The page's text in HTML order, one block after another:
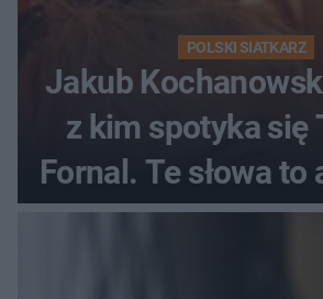
POLSKI SIATKARZ
Jakub
z kim spotyka się
Fornal. Te słowa to
hit